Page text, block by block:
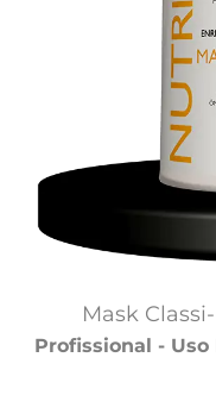
Mask
Profissional - Uso